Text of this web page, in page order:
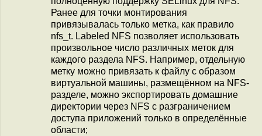
Ранее для точки монтирования
привязывалась только метка, как правило
nfs_t. Labeled NFS позволяет использовать
произвольное число различных меток для
каждого раздела NFS. Например, отдельную
метку можно привязать к файлу с образом
виртуальной машины, размещённом на NFS-
разделе, можно экспортировать домашние
директории через NFS с разграничением
доступа приложений только в определённые
области;